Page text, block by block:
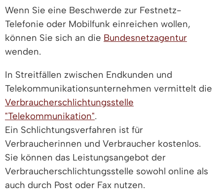
Wenn Sie eine Beschwerde zur Festnetz-
Telefonie oder Mobilfunk einreichen wollen,
können Sie sich an die Bundesnetzagentur
wenden.
In Streitfällen zwischen Endkunden und
Telekommunikationsunternehmen vermittelt die
Verbraucherschlichtungsstelle
"Telekommunikation".
Ein Schlichtungsverfahren ist für
Verbraucherinnen und Verbraucher kostenlos.
Sie können das Leistungsangebot der
Verbraucherschlichtungsstelle sowohl online als
auch durch Post oder Fax nutzen.